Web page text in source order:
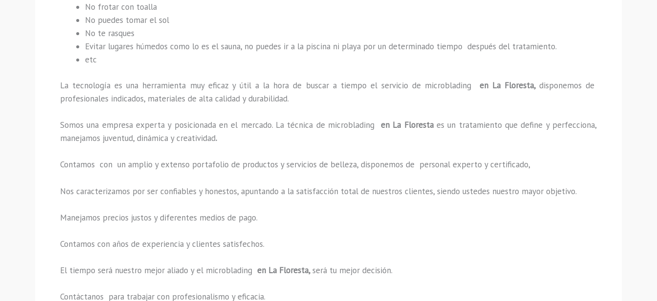
No frotar con toalla
No puedes tomar el sol
No te rasques
Evitar lugares húmedos como lo es el sauna, no puedes ir a la piscina ni playa por un determinado tiempo después del tratamiento.
etc
La tecnología es una herramienta muy eficaz y útil a la hora de buscar a tiempo el servicio de microblading en La Floresta, disponemos de
profesionales indicados, materiales de alta calidad y durabilidad.
Somos una empresa experta y posicionada en el mercado. La técnica de microblading en La Floresta es un tratamiento que define y perfecciona,
manejamos juventud, dinámica y creatividad.
Contamos con un amplio y extenso portafolio de productos y servicios de belleza, disponemos de personal experto y certificado,
Nos caracterizamos por ser confiables y honestos, apuntando a la satisfacción total de nuestros clientes, siendo ustedes nuestro mayor objetivo.
Manejamos precios justos y diferentes medios de pago.
Contamos con años de experiencia y clientes satisfechos.
El tiempo será nuestro mejor aliado y el microblading en La Floresta,será tu mejor decisión.
Contáctanos para trabajar con profesionalismo y eficacia.